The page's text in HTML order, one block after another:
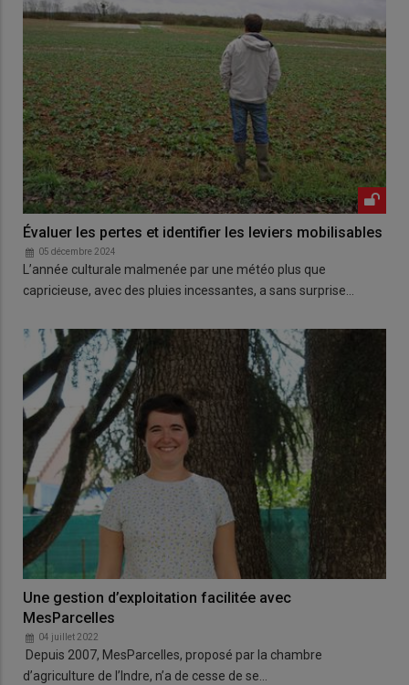
Évaluer les pertes et identifier les leviers mobilisables
05 décembre 2024
L’année culturale malmenée par une météo plus que
capricieuse, avec des pluies incessantes, a sans surprise…
Une gestion d’exploitation facilitée avec
MesParcelles
04 juillet 2022
Depuis 2007, MesParcelles, proposé par la chambre
d’agriculture de l’Indre, n’a de cesse de se…